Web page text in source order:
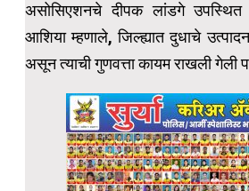
असोसिएशनचे दीपक लांडगे उपस्थित
आशिया म्हणाले, जिल्ह्यात दुधाचे
असून त्याची गुणवत्ता कायम राखली गेली